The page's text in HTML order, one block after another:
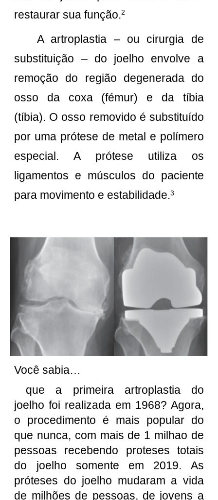
restaurar sua função.2
A artroplastia – ou cirurgia de
substituição – do joelho envolve a
remoção do região degenerada do
osso da coxa (fémur) e da tíbia
(tíbia). O osso removido é substituído
por uma prótese de metal e polímero
especial. A prótese utiliza os
ligamentos e músculos do paciente
para movimento e estabilidade.3
Você sabia…
que a primeira artroplastia do
joelho foi realizada em 1968? Agora,
o procedimento é mais popular do
que nunca, com mais de 1 milhao de
pessoas recebendo proteses
totais
do joelho somente em 2019. As
próteses do joelho mudaram a vida
de milhões de pessoas, de jovens a